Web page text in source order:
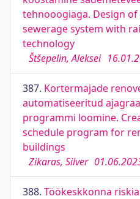
tehnooogiaga. Design
sewerage system with
technology
Štšepelin, Aleksei
387. Kortermajade
automatiseeritud
programmi loomine.
schedule program for
buildings
Zikaras, Silver
388. Töökeskkonna